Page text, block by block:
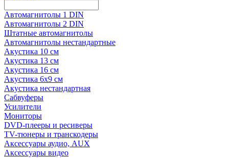
Автомагнитолы 1 DIN
Автомагнитолы 2 DIN
Штатные автомагнитолы
Автомагнитолы нестандартные
Акустика 10 см
Акустика 13 см
Акустика 16 см
Акустика 6х9 см
Акустика нестандартная
Сабвуферы
Усилители
Мониторы
DVD-плееры и ресиверы
TV-тюнеры и транскодеры
Аксессуары аудио, AUX
Аксессуары видео